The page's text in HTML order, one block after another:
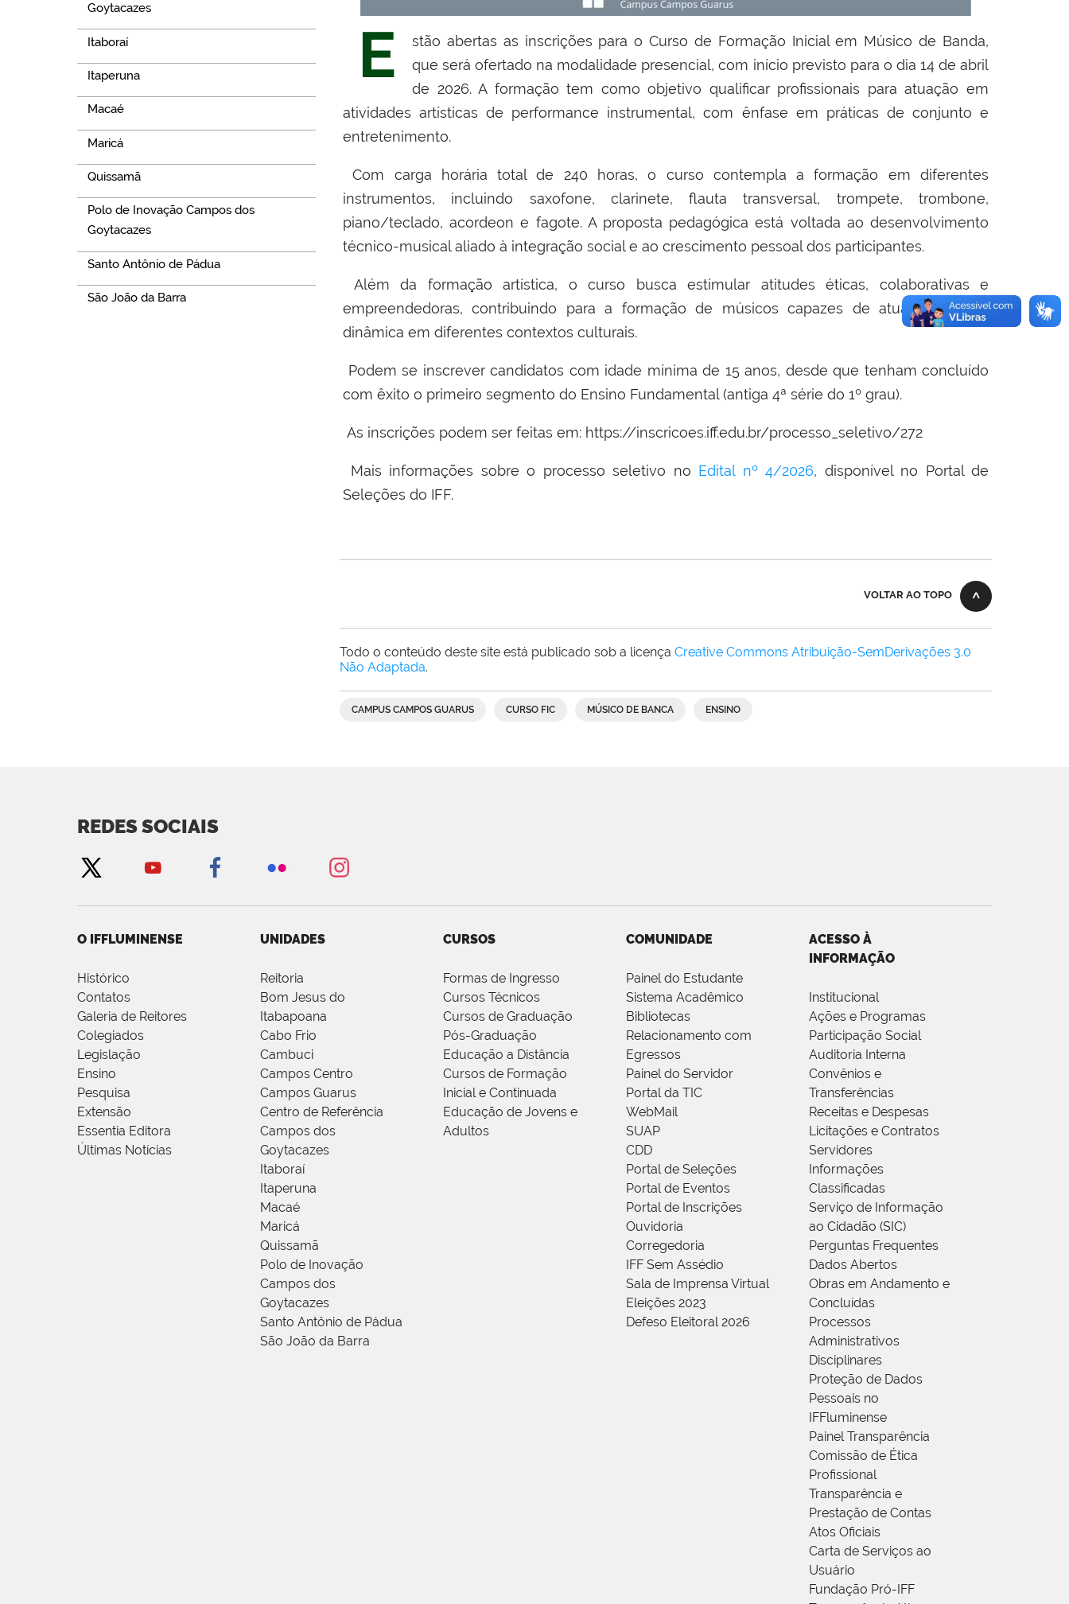
Goytacazes
Itaboraí
Itaperuna
Macaé
Maricá
Quissamã
Polo de Inovação Campos dos
Goytacazes
Santo Antônio de Pádua
São João da Barra
E
stão abertas as inscrições para o Curso de Formação Inicial em Músico de Banda,
que será ofertado na modalidade presencial, com início previsto para o dia 14 de abril
de 2026. A formação tem como objetivo qualificar profissionais para atuação em
atividades artísticas de performance instrumental, com ênfase em práticas de conjunto e
entretenimento.
Com carga horária total de 240 horas, o curso contempla a formação em diferentes
instrumentos, incluindo saxofone, clarinete, flauta transversal, trompete, trombone,
piano/teclado, acordeon e fagote. A proposta pedagógica está voltada ao desenvolvimento
técnico-musical aliado à integração social e ao crescimento pessoal dos participantes.
Além da formação artística, o curso busca estimular atitudes éticas, colaborativas e
empreendedoras, contribuindo para a formação de músicos capazes de atuar de forma
dinâmica em diferentes contextos culturais.
Podem se inscrever candidatos com idade mínima de 15 anos, desde que tenham concluído
com êxito o primeiro segmento do Ensino Fundamental (antiga 4ª série do 1º grau).
As inscrições podem ser feitas em: https://inscricoes.iff.edu.br/processo_seletivo/272
Mais informações sobre o processo seletivo no Edital nº 4/2026, disponível no Portal de
Seleções do IFF.
VOLTAR AO TOPO
Todo o conteúdo deste site está publicado sob a licença Creative Commons Atribuição-SemDerivações 3.0
Não Adaptada.
CAMPUS CAMPOS GUARUS CURSO FIC MÚSICO DE BANCA ENSINO
REDES SOCIAIS
O IFFLUMINENSE
Histórico
Contatos
Galeria de Reitores
Colegiados
Legislação
Ensino
Pesquisa
Extensão
Essentia Editora
Últimas Notícias
UNIDADES
Reitoria
Bom Jesus do
Itabapoana
Cabo Frio
Cambuci
Campos Centro
Campos Guarus
Centro de Referência
Campos dos
Goytacazes
Itaboraí
Itaperuna
Macaé
Maricá
Quissamã
Polo de Inovação
Campos dos
Goytacazes
Santo Antônio de Pádua
São João da Barra
CURSOS
Formas de Ingresso
Cursos Técnicos
Cursos de Graduação
Pós-Graduação
Educação a Distância
Cursos de Formação
Inicial e Continuada
Educação de Jovens e
Adultos
COMUNIDADE
Painel do Estudante
Sistema Acadêmico
Bibliotecas
Relacionamento com
Egressos
Painel do Servidor
Portal da TIC
WebMail
SUAP
CDD
Portal de Seleções
Portal de Eventos
Portal de Inscrições
Ouvidoria
Corregedoria
IFF Sem Assédio
Sala de Imprensa Virtual
Eleições 2023
Defeso Eleitoral 2026
ACESSO À
INFORMAÇÃO
Institucional
Ações e Programas
Participação Social
Auditoria Interna
Convênios e
Transferências
Receitas e Despesas
Licitações e Contratos
Servidores
Informações
Classificadas
Serviço de Informação
ao Cidadão (SIC)
Perguntas Frequentes
Dados Abertos
Obras em Andamento e
Concluídas
Processos
Administrativos
Disciplinares
Proteção de Dados
Pessoais no
IFFluminense
Painel Transparência
Comissão de Ética
Profissional
Transparência e
Prestação de Contas
Atos Oficiais
Carta de Serviços ao
Usuário
Fundação Pró-IFF